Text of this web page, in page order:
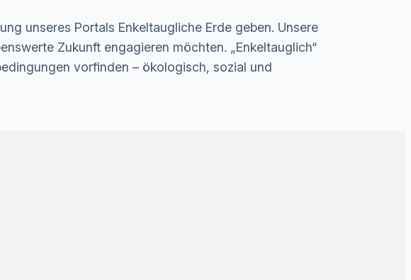
unseres Portals Enkeltaugliche Erde geben. Unsere
Zukunft engagieren möchten. „Enkeltauglich“
vorfinden – ökologisch, sozial und